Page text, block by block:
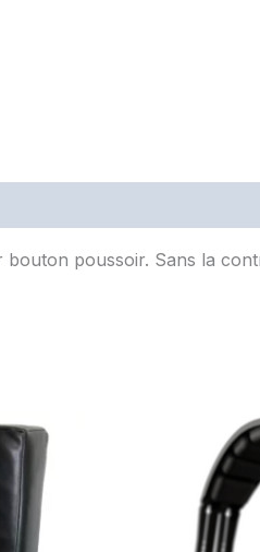
poussoir. Sans la